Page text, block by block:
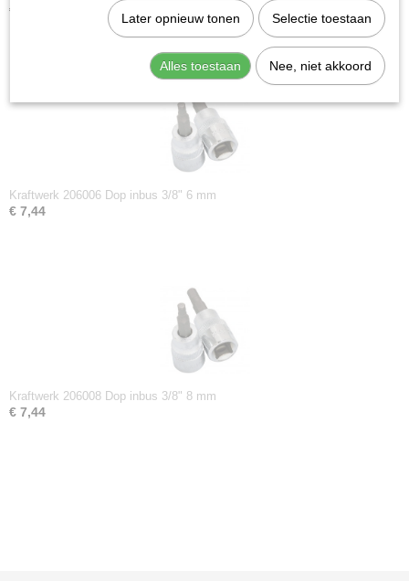
€ 7,44
Kraftwerk 206006 Dop inbus 3/8" 6 mm
€ 7,44
Kraftwerk 206008 Dop inbus 3/8" 8 mm
€ 7,44
Later opnieuw tonen Selectie toestaan
Alles toestaan Nee, niet akkoord